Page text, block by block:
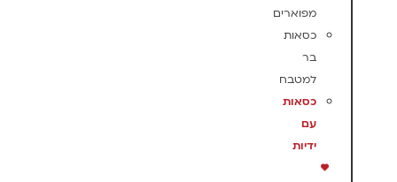
מפוארים
כסאות
בר
למטבח
כסאות
עם
ידיות